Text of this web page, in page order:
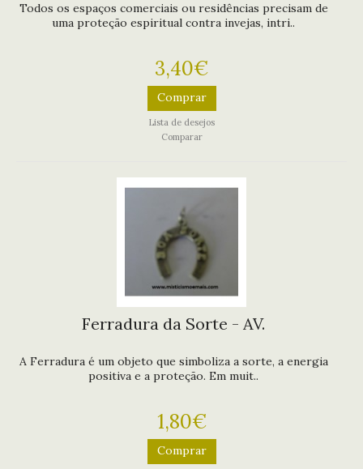
Todos os espaços comerciais ou residências precisam de
uma proteção espiritual contra invejas, intri..
3,40€
Comprar
Lista de desejos
Comparar
Ferradura da Sorte - AV.
A Ferradura é um objeto que simboliza a sorte, a energia
positiva e a proteção. Em muit..
1,80€
Comprar